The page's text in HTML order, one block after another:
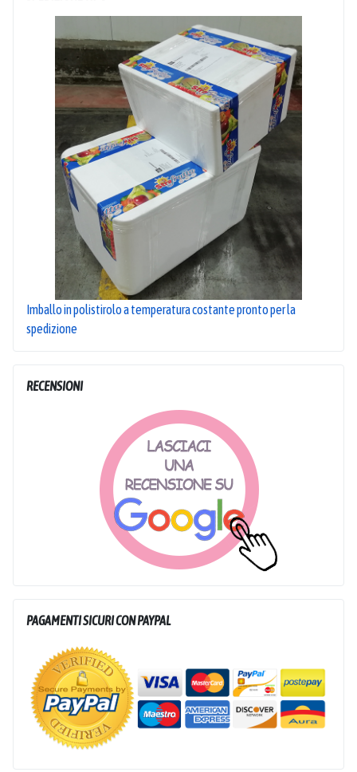
Imballo in polistirolo a temperatura costante pronto per la
spedizione
RECENSIONI
PAGAMENTI SICURI CON PAYPAL